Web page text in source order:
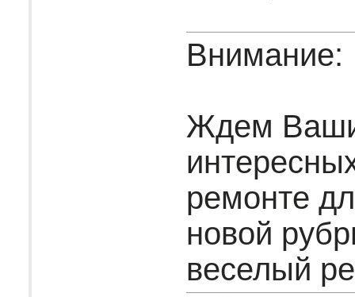
Внимание:
Ждем
ремонте
новой
веселый